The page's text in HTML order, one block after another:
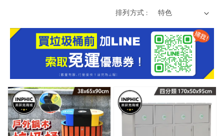
排列方式 :